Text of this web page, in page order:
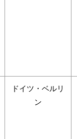
ドイツ・ベルリ
ン